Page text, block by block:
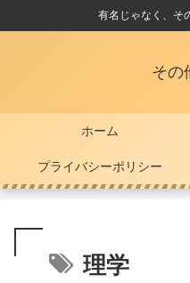
有名じゃなく、そ
その
ホーム
プライバシーポリシー
理学